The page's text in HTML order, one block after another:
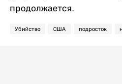
продолжается.
Убийство США подросток